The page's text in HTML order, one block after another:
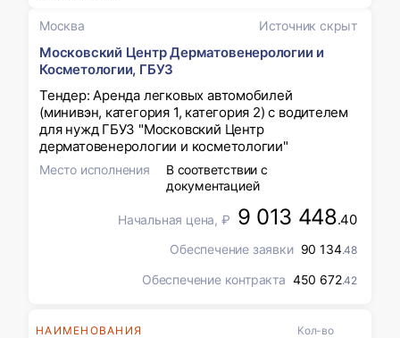
Москва Источник скрыт
Московский Центр Дерматовенерологии и
Косметологии, ГБУЗ
Тендер: Аренда легковых автомобилей
(минивэн, категория 1, категория 2) с водителем
для нужд ГБУЗ "Московский Центр
дерматовенерологии и косметологии"
Место исполнения
В соответствии с
документацией
Начальная цена, ₽ 9 013 448.40
Обеспечение заявки 90 134.48
Обеспечение контракта 450 672.42
НАИМЕНОВАНИЯ Кол-во